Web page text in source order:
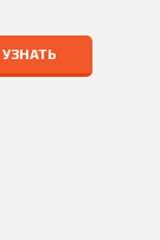
УЗНАТЬ